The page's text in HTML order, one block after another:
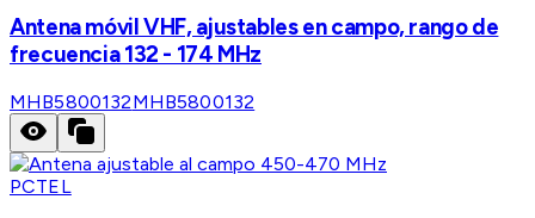
Antena móvil VHF, ajustables en campo, rango de
frecuencia 132 - 174 MHz
MHB5800132MHB5800132
PCTEL